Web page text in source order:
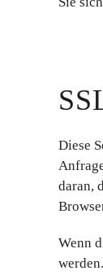
Diese
daran,
Wenn
werden.